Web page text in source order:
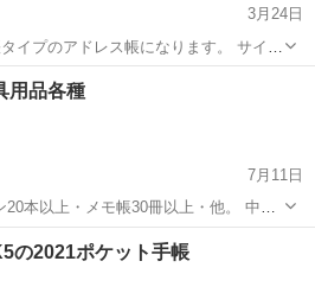
3月24日
イプのアドレス帳になります。 サイズ
サイズになります。 大事に使っていた
和柄
用品各種
7月11日
20本以上・メモ帳30冊以上・他。 中古
ないと思い投稿しました。良かったら
ィッシュで全て拭いて有ります)
の2021ポケット手帳